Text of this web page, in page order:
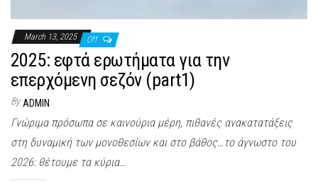
March 13, 2025 Off
2025: εφτά ερωτήματα για την
επερχόμενη σεζόν (part1)
By ADMIN
Γνώριμα πρόσωπα σε καινούρια μέρη, πιθανές ανακατατάξεις
στη δυναμική των μονοθεσίων και στο βάθος…το άγνωστο του
2026: θέτουμε τα κύρια…